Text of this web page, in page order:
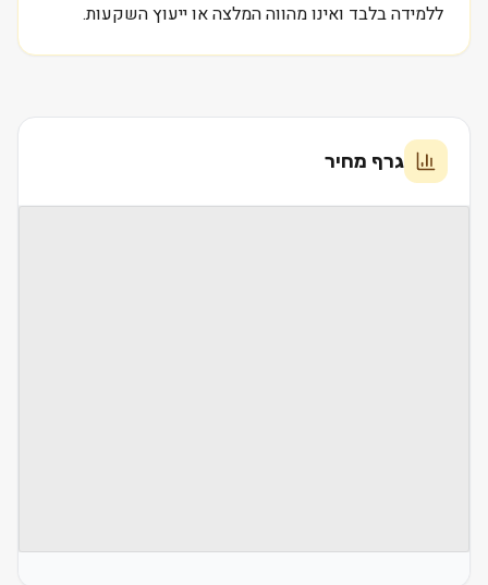
ללמידה בלבד ואינו מהווה המלצה או ייעוץ השקעות.
גרף מחיר